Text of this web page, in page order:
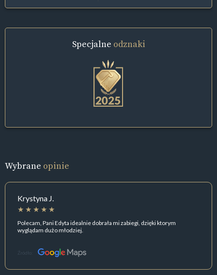
Specjalne odznaki
Wybrane opinie
Krystyna J.
Polecam, Pani Edyta idealnie dobrała mi zabiegi, dzięki ktorym
wyglądam dużo młodziej.
Źródło: